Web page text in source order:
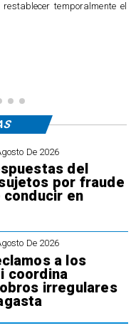
temporalmente el
De 2026
del
por fraude
conducir en
De 2026
a los
coordina
irregulares